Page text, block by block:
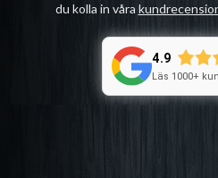
du kolla in våra
4.9
Läs 1000+